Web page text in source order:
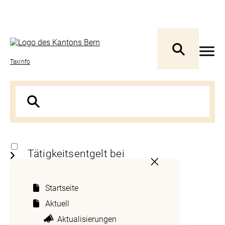
TaxInfo
Startseite
Aktuell
Aktualisierungen
Tätigkeitsentgelt bei
Personengesellschaftern